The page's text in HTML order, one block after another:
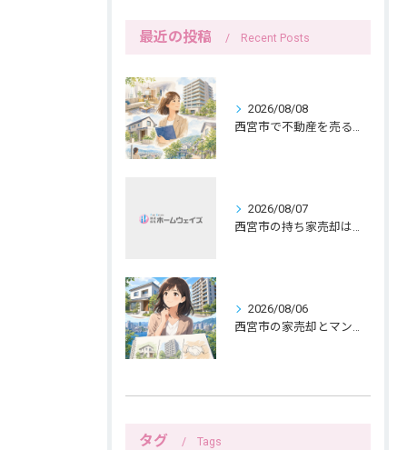
最近の投稿 Recent Posts
2026/08/08
西宮市で不動産を売る女性ならではの生活感配慮
2026/08/07
西宮市の持ち家売却は公開前メモで暮らしを守る
2026/08/06
西宮市の家売却とマンション売却は紙へ書く三つの線引きから
タグ Tags